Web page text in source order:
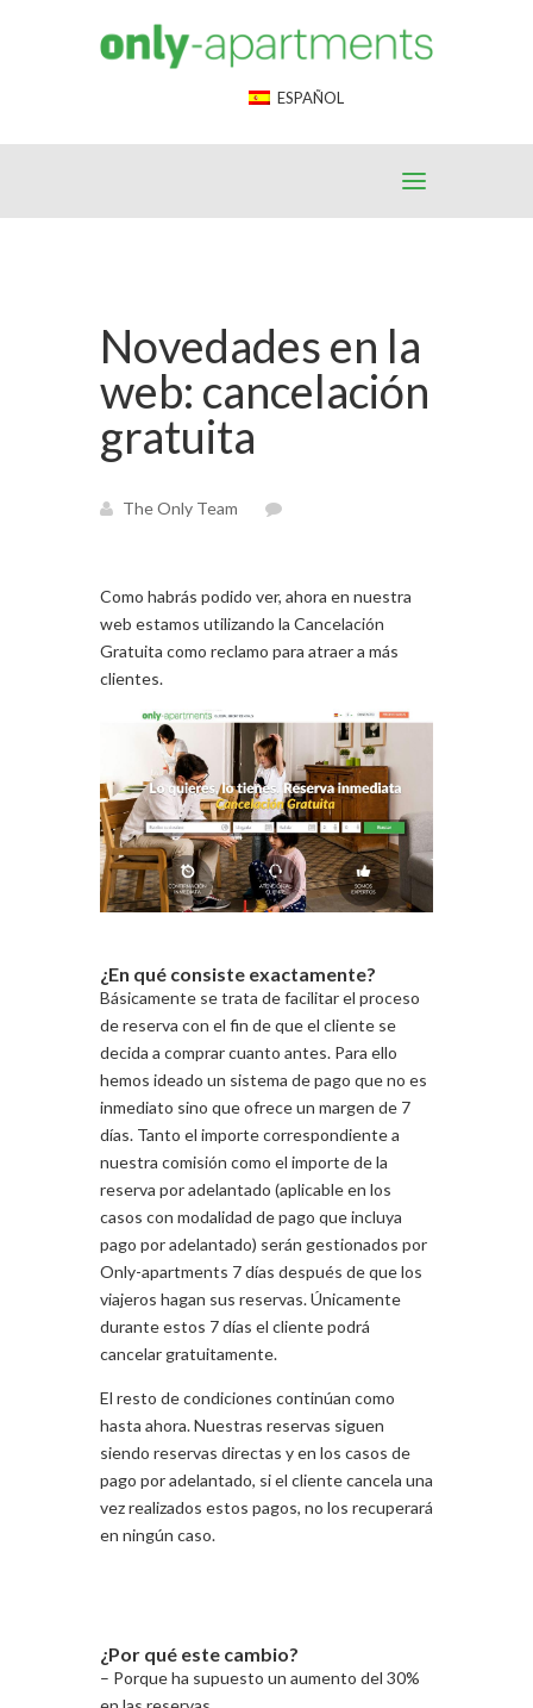
ESPAÑOL
Novedades en la
web: cancelación
gratuita
The Only Team
Como habrás podido ver, ahora en nuestra
web estamos utilizando la Cancelación
Gratuita como reclamo para atraer a más
clientes.
¿En qué consiste exactamente?
Básicamente se trata de facilitar el proceso
de reserva con el fin de que el cliente se
decida a comprar cuanto antes. Para ello
hemos ideado un sistema de pago que no es
inmediato sino que ofrece un margen de 7
días. Tanto el importe correspondiente a
nuestra comisión como el importe de la
reserva por adelantado (aplicable en los
casos con modalidad de pago que incluya
pago por adelantado) serán gestionados por
Only-apartments 7 días después de que los
viajeros hagan sus reservas. Únicamente
durante estos 7 días el cliente podrá
cancelar gratuitamente.
El resto de condiciones continúan como
hasta ahora. Nuestras reservas siguen
siendo reservas directas y en los casos de
pago por adelantado, si el cliente cancela una
vez realizados estos pagos, no los recuperará
en ningún caso.
¿Por qué este cambio?
– Porque ha supuesto un aumento del 30%